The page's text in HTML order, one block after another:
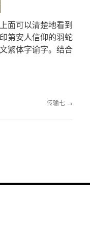
面可以清楚地看到
第安人信仰的羽蛇
繁体字谕字。结合
传输七 →